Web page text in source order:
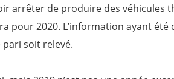
arrêter de produire des véhicules
pour 2020. L’information ayant été
pari soit relevé.